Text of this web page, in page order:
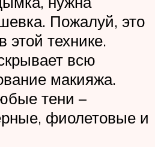
Пожалуй, это
этой технике.
всю
макияжа.
тени –
фиолетовые и